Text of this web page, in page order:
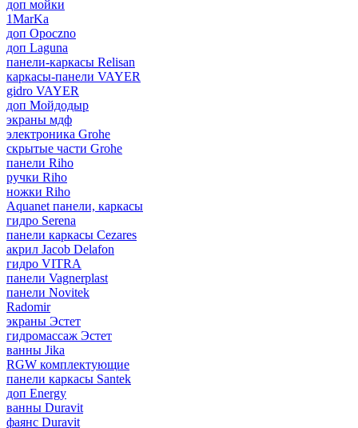
доп мойки
1MarKa
доп Opoczno
доп Laguna
панели-каркасы Relisan
каркасы-панели VAYER
gidro VAYER
доп Мойдодыр
экраны мдф
электроника Grohe
скрытые части Grohe
панели Riho
ручки Riho
ножки Riho
Aquanet панели, каркасы
гидро Serena
панели каркасы Cezares
акрил Jacob Delafon
гидро VITRA
панели Vagnerplast
панели Novitek
Radomir
экраны Эстет
гидромассаж Эстет
ванны Jika
RGW комплектующие
панели каркасы Santek
доп Energy
ванны Duravit
фаянс Duravit